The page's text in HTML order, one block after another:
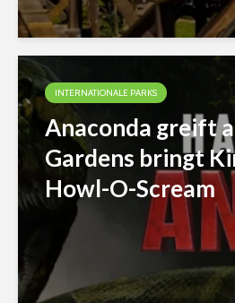
INTERNATIONALE PARKS
Anaconda greift
Gardens bringt
Howl-O-Scream